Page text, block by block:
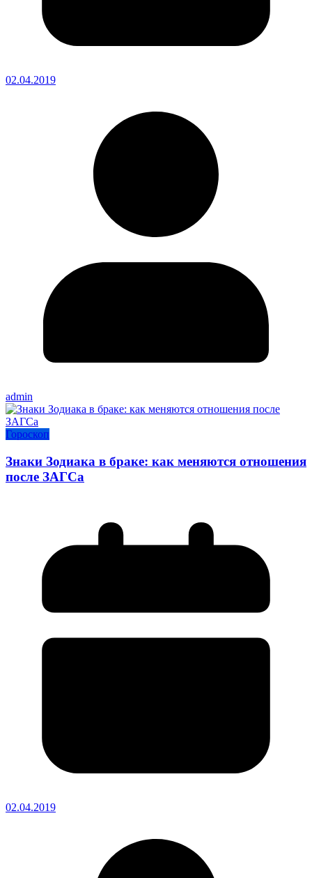
02.04.2019
admin
Гороскоп
Знаки Зодиака в браке: как меняются отношения
после ЗАГСа
02.04.2019